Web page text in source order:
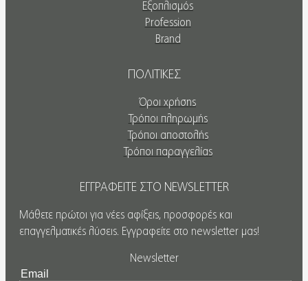
Εξοπλισμός
Profession
Brand
ΠΟΛΙΤΙΚΕΣ
Όροι χρήσης
Τρόποι πληρωμής
Τρόποι αποστολής
Τρόποι παραγγελίας
ΕΓΓΡΑΦΕΙΤΕ ΣΤΟ NEWSLETTER
Μάθετε πρώτοι για νέες αφίξεις, προσφορές και
επαγγελματικές λύσεις. Εγγραφείτε στο newsletter μας!
Newsletter